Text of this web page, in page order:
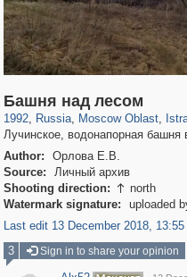
Башня над лесом
1992, Russia
1,406,257 29,243
, Moscow Oblast
96,319 1,691
,
Лучинское, водонапорная башня
Author:
Орлова Е.В.
Source:
Личный архив
Shooting direction:  north
Watermark signature:
uploaded
Last edit 13 December 2018, 13:55
3
Sign in to share your opinion